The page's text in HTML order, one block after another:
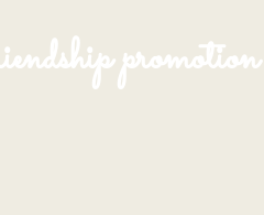
promotion